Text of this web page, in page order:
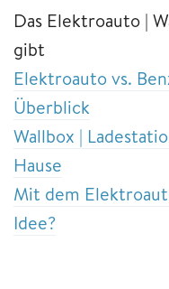
Das Elektroauto |
gibt
Elektroauto vs.
Überblick
Wallbox |
Hause
Mit dem
Idee?